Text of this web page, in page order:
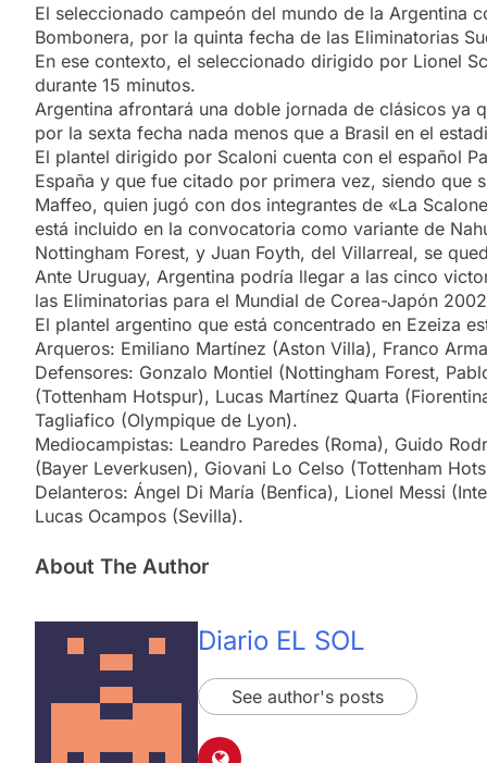
El seleccionado campeón del mundo de la Argentina
Bombonera, por la quinta fecha de las Eliminatorias
En ese contexto, el seleccionado dirigido por Lionel
durante 15 minutos.
Argentina afrontará una doble jornada de clásicos ya
por la sexta fecha nada menos que a Brasil en el
El plantel dirigido por Scaloni cuenta con el español
España y que fue citado por primera vez, siendo que
Maffeo, quien jugó con dos integrantes de «La
está incluido en la convocatoria como variante de
Nottingham Forest, y Juan Foyth, del Villarreal, se
Ante Uruguay, Argentina podría llegar a las cinco
las Eliminatorias para el Mundial de Corea-Japón
El plantel argentino que está concentrado en Ezeiza
Arqueros: Emiliano Martínez (Aston Villa), Franco
Defensores: Gonzalo Montiel (Nottingham Forest,
(Tottenham Hotspur), Lucas Martínez Quarta
Tagliafico (Olympique de Lyon).
Mediocampistas: Leandro Paredes (Roma), Guido
(Bayer Leverkusen), Giovani Lo Celso (Tottenham
Delanteros: Ángel Di María (Benfica), Lionel Messi
Lucas Ocampos (Sevilla).
About The Author
Diario EL SOL
See author's posts